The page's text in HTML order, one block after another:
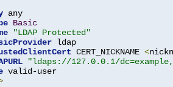
any
Basic
"LDAP Protected"
ldap
CERT_NICKNAME <
"ldaps://127.0.0.1/